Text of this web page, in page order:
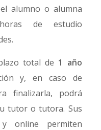
alumno o alumna
de estudio
total de 1 año
y, en caso de
finalizarla, podrá
tutor o tutora. Sus
y online permiten